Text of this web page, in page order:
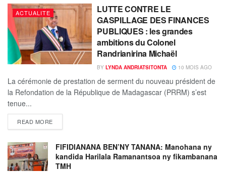
ACTUALITE
LUTTE CONTRE LE
GASPILLAGE DES FINANCES
PUBLIQUES : les grandes
ambitions du Colonel
Randrianirina Michaël
BY LYNDA ANDRIATSITONTA 10 MOIS AGO
La cérémonie de prestation de serment du nouveau président de
la Refondation de la République de Madagascar (PRRM) s’est
tenue...
READ MORE
FIFIDIANANA BEN’NY TANANA: Manohana ny
kandida Harilala Ramanantsoa ny fikambanana
TMH